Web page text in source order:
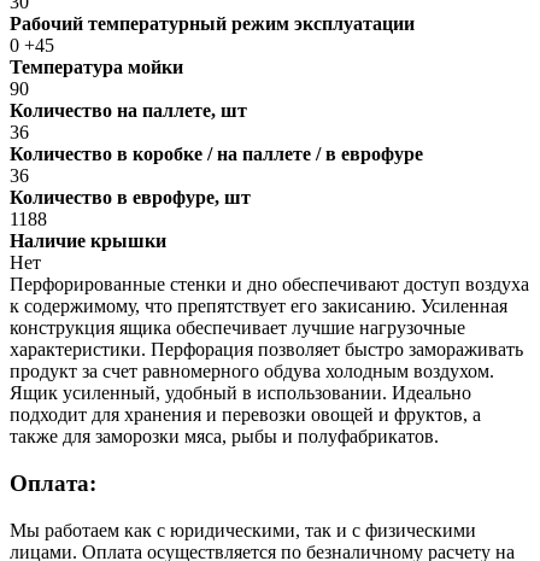
Рабочий температурный режим эксплуатации
0 +45
Температура мойки
90
Количество на паллете, шт
36
Количество в коробке / на паллете / в еврофуре
36
Количество в еврофуре, шт
1188
Наличие крышки
Нет
Перфорированные стенки и дно обеспечивают доступ воздуха
к содержимому, что препятствует его закисанию. Усиленная
конструкция ящика обеспечивает лучшие нагрузочные
характеристики. Перфорация позволяет быстро замораживать
продукт за счет равномерного обдува холодным воздухом.
Ящик усиленный, удобный в использовании. Идеально
подходит для хранения и перевозки овощей и фруктов, а
также для заморозки мяса, рыбы и полуфабрикатов.
Оплата:
Мы работаем как с юридическими, так и с физическими
лицами. Оплата осуществляется по безналичному расчету на